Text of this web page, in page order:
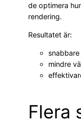
de optimera
rendering.
Resultatet är:
mindre
Flera